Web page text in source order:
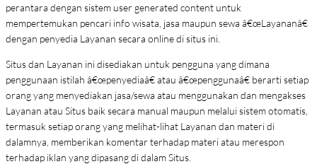
perantara dengan sistem user generated content untuk
mempertemukan pencari info wisata, jasa maupun sewa â€œLayananâ€
dengan penyedia Layanan secara online di situs ini.
Situs dan Layanan ini disediakan untuk pengguna yang dimana
penggunaan istilah â€œpenyediaâ€ atau â€œpenggunaâ€ berarti setiap
orang yang menyediakan jasa/sewa atau menggunakan dan mengakses
Layanan atau Situs baik secara manual maupun melalui sistem otomatis,
termasuk setiap orang yang melihat-lihat Layanan dan materi di
dalamnya, memberikan komentar terhadap materi atau merespon
terhadap iklan yang dipasang di dalam Situs.